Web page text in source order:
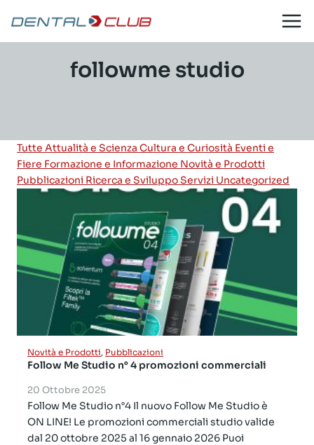
contenuto
followme studio
Tutte Attualità e Scienza Cultura e Curiosità Eventi e
Fiere Formazione e Informazione Novità e Prodotti
Pubblicazioni Ricerca e SviluppoServizi Uncategorized
Novità e Prodotti, Pubblicazioni
Follow Me Studio n° 4 promozioni commerciali
20 Ottobre 2025
Follow Me Studio n°4 Il nuovo Follow Me Studio è
ON LINE! Le promozioni commerciali studio valide
dal 20 ottobre 2025 al 16 gennaio 2026 Puoi